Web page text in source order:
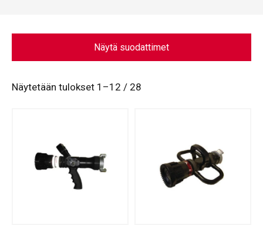
Näytä suodattimet
Näytetään tulokset 1–12 / 28